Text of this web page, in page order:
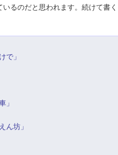
るのだと思われます。続けて書く
で」
坊」